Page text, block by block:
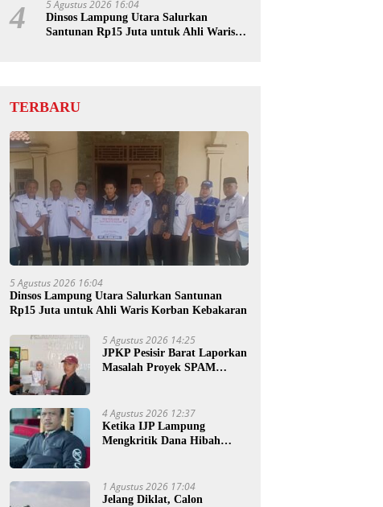
4 5 Agustus 2026 16:04
Dinsos Lampung Utara Salurkan
Santunan Rp15 Juta untuk Ahli Waris
TERBARU
5 Agustus 2026 16:04
Dinsos Lampung Utara Salurkan Santunan
Rp15 Juta untuk Ahli Waris Korban Kebakaran
5 Agustus 2026 14:25
JPKP Pesisir Barat Laporkan
Masalah Proyek SPAM
4 Agustus 2026 12:37
Ketika IJP Lampung
Mengkritik Dana Hibah
1 Agustus 2026 17:04
Jelang Diklat, Calon